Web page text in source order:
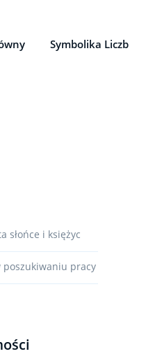
Symbolika Liczb
słońce i księżyc
poszukiwaniu pracy